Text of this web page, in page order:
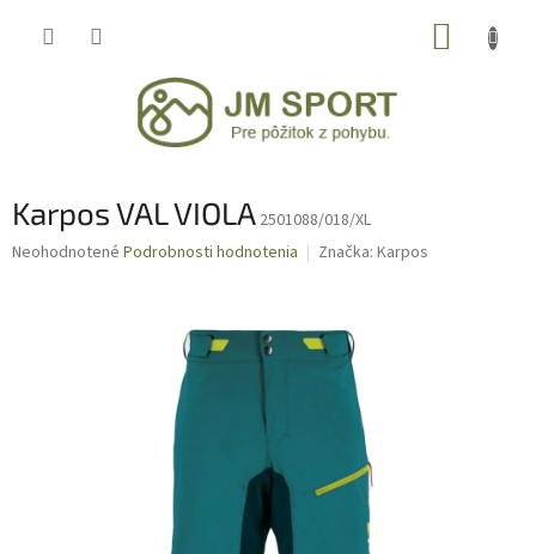
Karpos VAL VIOLA 2501088/018/XL
Priemerné
Neohodnotené Podrobnosti hodnotenia Značka: Karpos